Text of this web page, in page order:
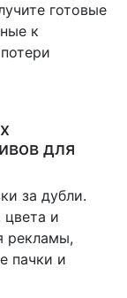
готовые
к
для
за дубли.
и
рекламы,
пачки и